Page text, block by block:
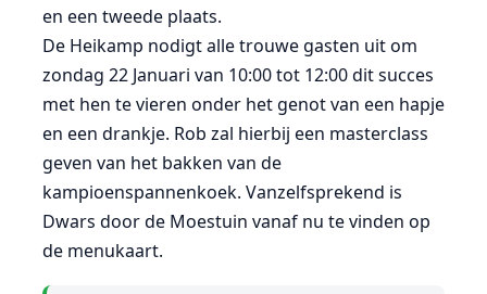
en een tweede plaats.
De Heikamp nodigt alle trouwe gasten uit om
zondag 22 Januari van 10:00 tot 12:00 dit succes
met hen te vieren onder het genot van een hapje
en een drankje. Rob zal hierbij een masterclass
geven van het bakken van de
kampioenspannenkoek. Vanzelfsprekend is
Dwars door de Moestuin vanaf nu te vinden op
de menukaart.